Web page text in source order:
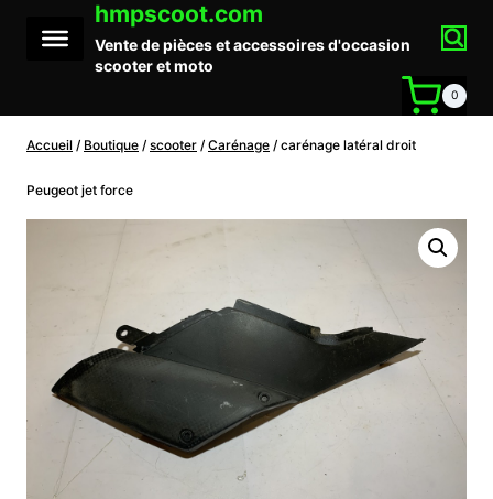
contenu
hmpscoot.com
Vente de pièces et accessoires d'occasion
scooter et moto
0
Accueil / Boutique / scooter / Carénage / carénage latéral droit
Peugeot jet force